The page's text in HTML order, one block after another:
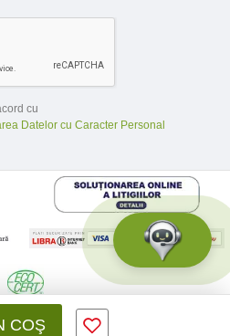
COŞ
cu
Datelor cu Caracter Personal
| Nr. reg.: J12/3428/2012 -